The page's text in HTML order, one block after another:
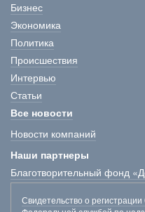
Бизнес
Экономика
Политика
Происшествия
Интервью
Статьи
Все новости
Новости компаний
Наши партнеры
Благотворительный фонд
Свидетельство о